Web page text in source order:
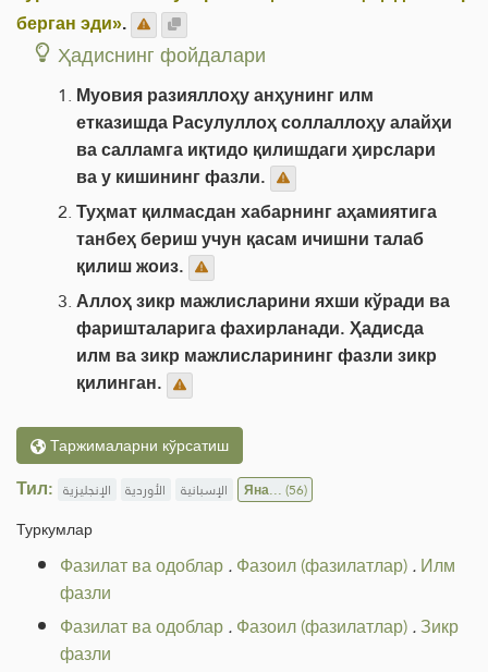
берган эди».
Ҳадиснинг фойдалари
Муовия разияллоҳу анҳунинг илм
етказишда Расулуллоҳ соллаллоҳу алайҳи
ва салламга иқтидо қилишдаги ҳирслари
ва у кишининг фазли.
Туҳмат қилмасдан хабарнинг аҳамиятига
танбеҳ бериш учун қасам ичишни талаб
қилиш жоиз.
Аллоҳ зикр мажлисларини яхши кўради ва
фаришталарига фахирланади. Ҳадисда
илм ва зикр мажлисларининг фазли зикр
қилинган.
Таржималарни кўрсатиш
Тил: الإنجليزية الأوردية الإسبانية Яна...(56)
Туркумлар
Фазилат ва одоблар.Фазоил (фазилатлар).Илм
фазли
Фазилат ва одоблар.Фазоил (фазилатлар).Зикр
фазли